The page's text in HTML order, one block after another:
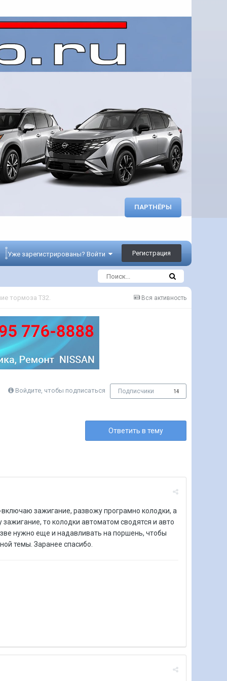
ПАРТНЁРЫ
Уже зарегистрированы? Войти Регистрация
Вся активность
тормоза Т32.
Войдите, чтобы подписаться Подписчики 14
Ответить в тему
зажигание, развожу програмно колодки, а
то колодки автоматом сводятся и авто
нужно еще и надавливать на поршень, чтобы
темы. Заранее спасибо.